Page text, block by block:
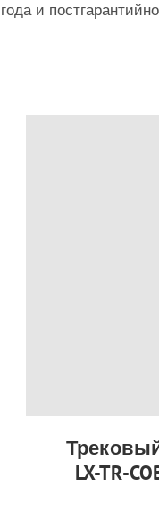
и
LX-TR-